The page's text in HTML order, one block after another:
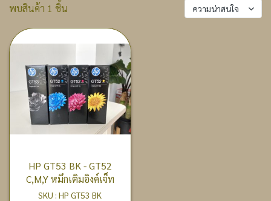
พบสินค้า 1 ชิ้น ความน่าสนใจ
HP GT53 BK - GT52
C,M,Y หมึกเติมอิงค์เจ็ท
SKU : HP GT53 BK